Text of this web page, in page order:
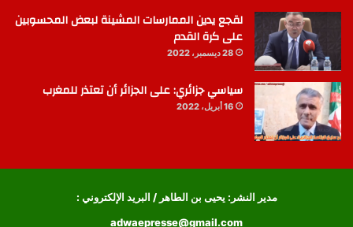
لقجع يدين الممارسات المشينة لبعض المحسوبين
على كرة القدم
28 ديسمبر، 2022
سياسي جزائري: على الجزائر أن تعتذر للمغرب
16 أبريل، 2022
مدير النشر: يحيى بن الطاهر / البريد الإلكتروني :
adwaepresse@gmail.com